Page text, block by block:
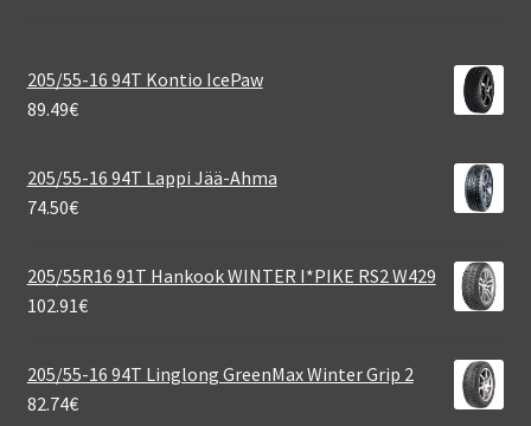
205/55-16 94T Kontio IcePaw
89.49€
205/55-16 94T Lappi Jää-Ahma
74.50€
205/55R16 91T Hankook WINTER I*PIKE RS2 W429
102.91€
205/55-16 94T Linglong GreenMax Winter Grip 2
82.74€